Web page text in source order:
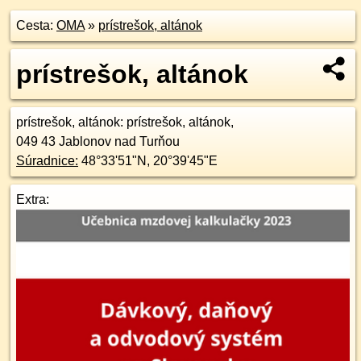
Cesta: OMA» prístrešok, altánok
prístrešok, altánok
prístrešok, altánok: prístrešok, altánok,
049 43 Jablonov nad Turňou
Súradnice: 48°33'51"N , 20°39'45"E
Extra: